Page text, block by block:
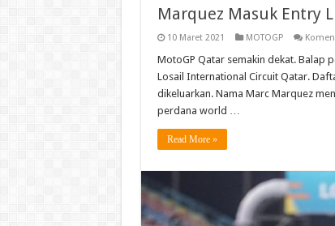
Marquez Masuk Entry
10 Maret 2021 MOTOGP
MotoGP Qatar semakin dekat. Balap
Losail International Circuit Qatar.
dikeluarkan. Nama Marc Marquez
perdana world …
Read More »